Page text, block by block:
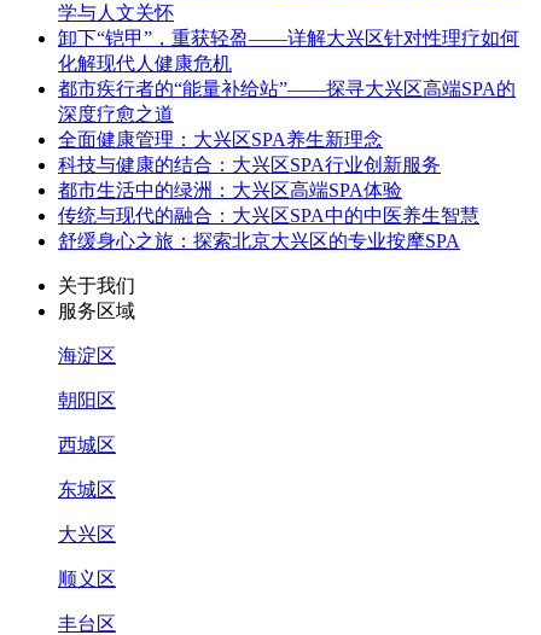
学与人文关怀
卸下“铠甲”，重获轻盈——详解大兴区针对性理疗如何
化解现代人健康危机
都市疾行者的“能量补给站”——探寻大兴区高端SPA的
深度疗愈之道
全面健康管理：大兴区SPA养生新理念
科技与健康的结合：大兴区SPA行业创新服务
都市生活中的绿洲：大兴区高端SPA体验
传统与现代的融合：大兴区SPA中的中医养生智慧
舒缓身心之旅：探索北京大兴区的专业按摩SPA
关于我们
服务区域
海淀区
朝阳区
西城区
东城区
大兴区
顺义区
丰台区